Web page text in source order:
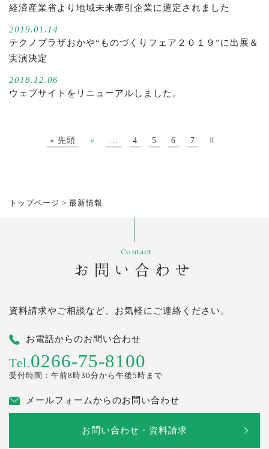
経済産業省より地域未来牽引企業に選定されました
2019.01.14
テクノプラザおかや“ものづくりフェア２０１９”に出展＆
実演決定
2018.12.06
ウェブサイトをリニューアルしました。
« 先頭 « 4 5 6 7 8
トップページ > 最新情報
Contact
お問い合わせ
資料請求やご相談など、お気軽にご連絡ください。
お電話からのお問い合わせ
Tel.0266-75-8100
受付時間：午前8時30分から午後5時まで
メールフォームからのお問い合わせ
お問い合わせ・資料請求